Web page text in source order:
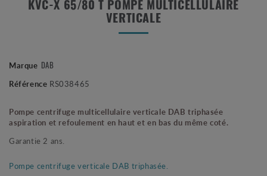
KVC-X 65/80 T POMPE MULTICELLULAIRE
VERTICALE
Marque DAB
Référence RS038465
Pompe centrifuge multicellulaire verticale DAB triphasée
aspiration et refoulement en haut et en bas du même coté.
Garantie 2 ans.
Pompe centrifuge verticale DAB triphasée.